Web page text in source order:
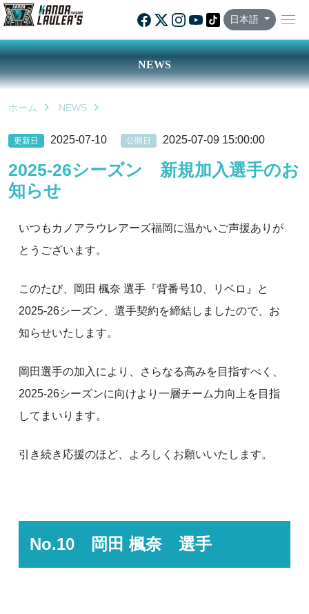
日本語
NEWS
ホーム NEWS
更新日 2025-07-10 公開日 2025-07-09 15:00:00
2025-26シーズン 新規加入選手のお
知らせ
いつもカノアラウレアーズ福岡に温かいご声援ありが
とうございます。
このたび、岡田 楓奈 選手『背番号10、リベロ』と
2025-26シーズン、選手契約を締結しましたので、お
知らせいたします。
岡田選手の加入により、さらなる高みを目指すべく、
2025-26シーズンに向けより一層チーム力向上を目指
してまいります。
引き続き応援のほど、よろしくお願いいたします。
No.10 岡田 楓奈 選手